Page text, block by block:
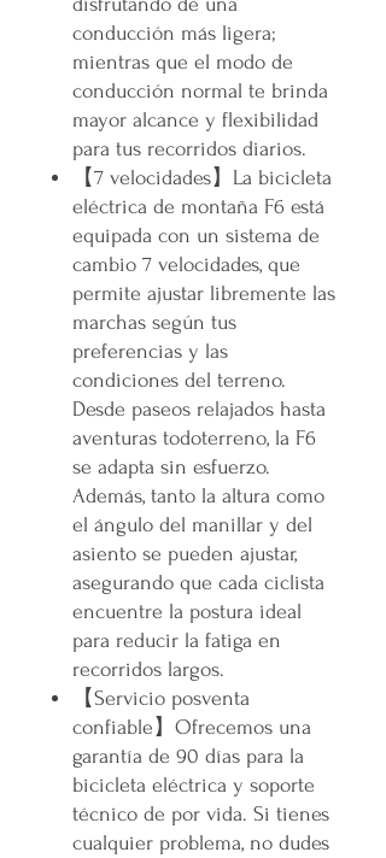
conducción más ligera;
mientras que el modo de
conducción normal te brinda
mayor alcance y flexibilidad
para tus recorridos diarios.
【7 velocidades】La bicicleta
eléctrica de montaña F6 está
equipada con un sistema de
cambio 7 velocidades, que
permite ajustar libremente las
marchas según tus
preferencias y las
condiciones del terreno.
Desde paseos relajados hasta
aventuras todoterreno, la F6
se adapta sin esfuerzo.
Además, tanto la altura como
el ángulo del manillar y del
asiento se pueden ajustar,
asegurando que cada ciclista
encuentre la postura ideal
para reducir la fatiga en
recorridos largos.
【Servicio posventa
confiable】Ofrecemos una
garantía de 90 días para la
bicicleta eléctrica y soporte
técnico de por vida. Si tienes
cualquier problema, no dudes